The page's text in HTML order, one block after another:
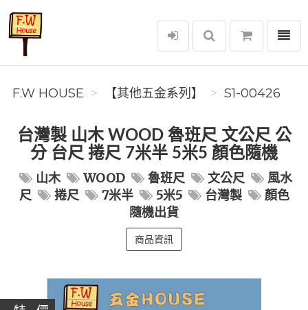
F.W House
選單
F.W HOUSE 【其他五金系列】 S1-00426
台灣製 山木 WOOD 魯班尺 文公尺 公
分 台尺 捲尺 7米半 5米5 顏色隨機
山木 WOOD 魯班尺 文公尺
風水
尺
捲尺 7米半 5米5 台灣製
顏色
隨機出貨
商品資訊